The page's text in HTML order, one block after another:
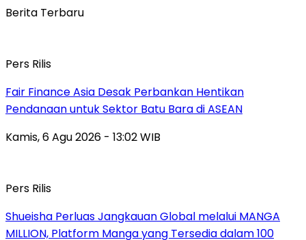
Berita Terbaru
Pers Rilis
Fair Finance Asia Desak Perbankan Hentikan
Pendanaan untuk Sektor Batu Bara di ASEAN
Kamis, 6 Agu 2026 - 13:02 WIB
Pers Rilis
Shueisha Perluas Jangkauan Global melalui MANGA
MILLION, Platform Manga yang Tersedia dalam 100